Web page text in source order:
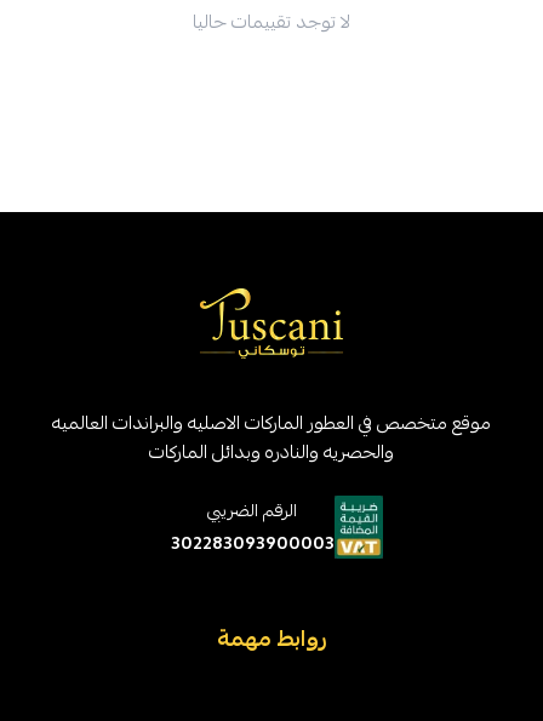
لا توجد تقييمات حاليا
موقع متخصص في العطور الماركات الاصليه والبراندات العالميه
والحصريه والنادره وبدائل الماركات
الرقم الضريبي
302283093900003
روابط مهمة